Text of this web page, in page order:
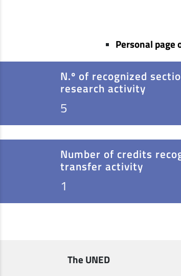
Personal
N.º of recognized
research activity
5
Number of credits
transfer activity
1
The UNED